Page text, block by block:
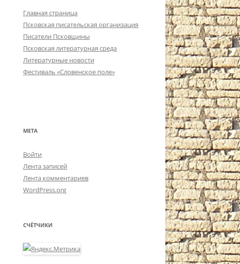
Главная страница
Псковская писательская организация
Писатели Псковщины
Псковская литературная среда
Литературные новости
Фестиваль «Словенское поле»
МЕТА
Войти
Лента записей
Лента комментариев
WordPress.org
СЧЁТЧИКИ